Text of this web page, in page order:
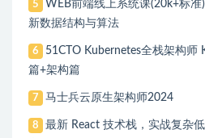
5
WEB前端线上系统课(20k+标
新数据结构与算法
6
51CTO Kubernetes全栈架构师
篇+架构篇
7 马士兵云原生架构师2024
8
最新 React 技术栈，实战复杂